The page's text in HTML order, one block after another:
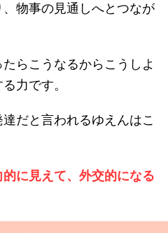
物事の見通しへとつなが
らこうなるからこうしよ
力です。
だと言われるゆえんはこ
に見えて、外交的になる